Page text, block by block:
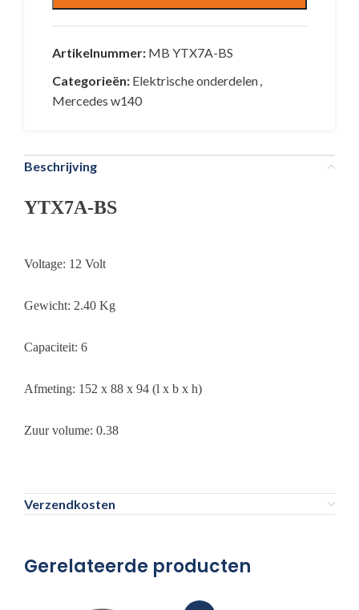
Artikelnummer: MB YTX7A-BS
Categorieën: Elektrische onderdelen,
Mercedes w140
Beschrijving
YTX7A-BS
Voltage: 12 Volt
Gewicht: 2.40 Kg
Capaciteit: 6
Afmeting: 152 x 88 x 94 (l x b x h)
Zuur volume: 0.38
Verzendkosten
Gerelateerde producten